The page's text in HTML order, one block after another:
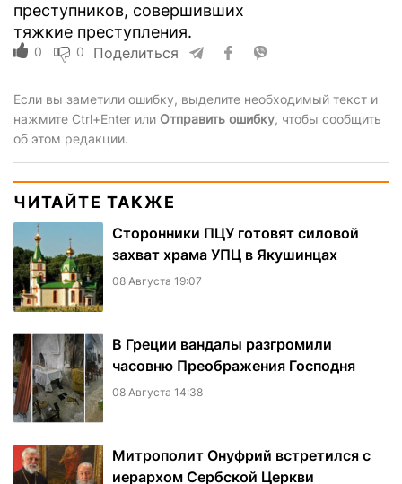
преступников, совершивших
тяжкие преступления.
0 0 Поделиться
Если вы заметили ошибку, выделите необходимый текст и
нажмите Ctrl+Enter или Отправить ошибку, чтобы сообщить
об этом редакции.
ЧИТАЙТЕ ТАКЖЕ
Сторонники ПЦУ готовят силовой
захват храма УПЦ в Якушинцах
08 Августа 19:07
В Греции вандалы разгромили
часовню Преображения Господня
08 Августа 14:38
Митрополит Онуфрий встретился с
иерархом Сербской Церкви